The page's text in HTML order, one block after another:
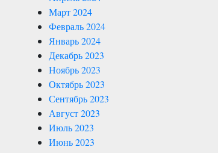
Март 2024
Февраль 2024
Январь 2024
Декабрь 2023
Ноябрь 2023
Октябрь 2023
Сентябрь 2023
Август 2023
Июль 2023
Июнь 2023